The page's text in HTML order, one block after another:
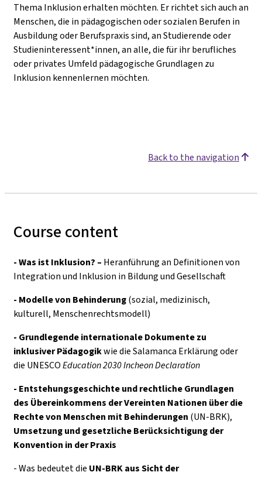
Thema Inklusion erhalten möchten. Er richtet sich auch an
Menschen, die in pädagogischen oder sozialen Berufen in
Ausbildung oder Berufspraxis sind, an Studierende oder
Studieninteressent*innen, an alle, die für ihr berufliches
oder privates Umfeld pädagogische Grundlagen zu
Inklusion kennenlernen möchten.
Back to the navigation
Course content
- Was ist Inklusion? – Heranführung an Definitionen von
Integration und Inklusion in Bildung und Gesellschaft
- Modelle von Behinderung(sozial, medizinisch,
kulturell, Menschenrechtsmodell)
- Grundlegende internationale Dokumente zu
inklusiver Pädagogikwie die Salamanca Erklärung oder
die UNESCOEducation 2030 Incheon Declaration
- Entstehungsgeschichte und rechtliche Grundlagen
des Übereinkommens der Vereinten Nationen über die
Rechte von Menschen mit Behinderungen (UN-BRK),
Umsetzung und gesetzliche Berücksichtigung der
Konvention in der Praxis
- Was bedeutet die UN-BRK aus Sicht der